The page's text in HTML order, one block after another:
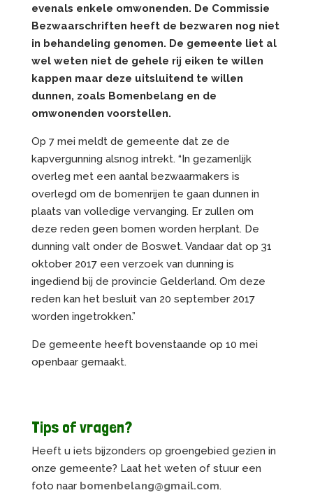
evenals enkele omwonenden. De Commissie
Bezwaarschriften heeft de bezwaren nog niet
in behandeling genomen. De gemeente liet al
wel weten niet de gehele rij eiken te willen
kappen maar deze uitsluitend te willen
dunnen, zoals Bomenbelang en de
omwonenden voorstellen.
Op 7 mei meldt de gemeente dat ze de
kapvergunning alsnog intrekt. “In gezamenlijk
overleg met een aantal bezwaarmakers is
overlegd om de bomenrijen te gaan dunnen in
plaats van volledige vervanging. Er zullen om
deze reden geen bomen worden herplant. De
dunning valt onder de Boswet. Vandaar dat op 31
oktober 2017 een verzoek van dunning is
ingediend bij de provincie Gelderland. Om deze
reden kan het besluit van 20 september 2017
worden ingetrokken.”
De gemeente heeft bovenstaande op 10 mei
openbaar gemaakt.
Tips of vragen?
Heeft u iets bijzonders op groengebied gezien in
onze gemeente? Laat het weten of stuur een
foto naar bomenbelang@gmail.com.